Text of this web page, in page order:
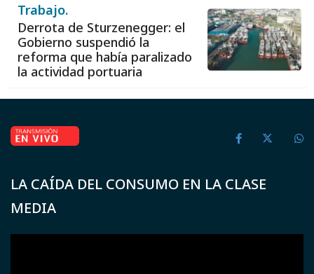
Trabajo.
Derrota de Sturzenegger: el
Gobierno suspendió la
reforma que había paralizado
la actividad portuaria
LA CAÍDA DEL CONSUMO EN LA CLASE
MEDIA